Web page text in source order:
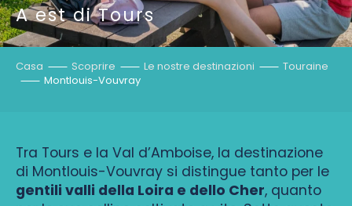
A est di Tours
Casa Scoprire Le nostre destinazioni
Touraine
Montlouis-Vouvray
Tra Tours e la Val d’Amboise, la destinazione
di Montlouis-Vouvray si distingue tanto per le
gentili valli della Loira e dello Cher, quanto